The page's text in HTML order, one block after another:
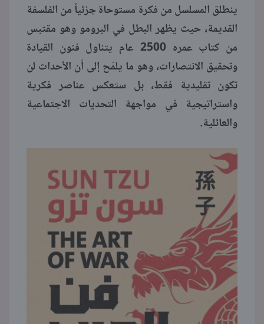
ينطلق المسلسل من فكرة مستوحاة جزئياً من الفلسفة
القديمة، حيث يظهر البطل في البرومو وهو مقتبس
من كتاب عمره 2500 عام يتناول فنون القيادة
وتحقيق الانتصارات، وهو ما يلمّح إلى أن الأحداث لن
تكون تقليدية فقط، بل ستعكس عناصر فكرية
واستراتيجية في مواجهة التحديات الاجتماعية
والعائلية.